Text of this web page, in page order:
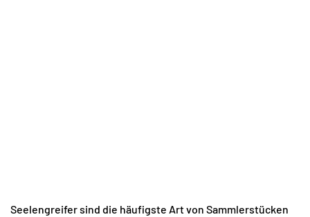
Seelengreifer sind die häufigste Art von Sammlerstücken